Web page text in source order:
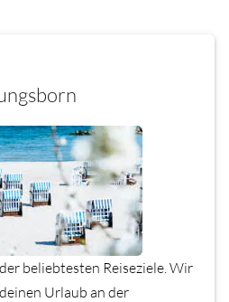
beliebtesten Reiseziele. Wir
Urlaub an der